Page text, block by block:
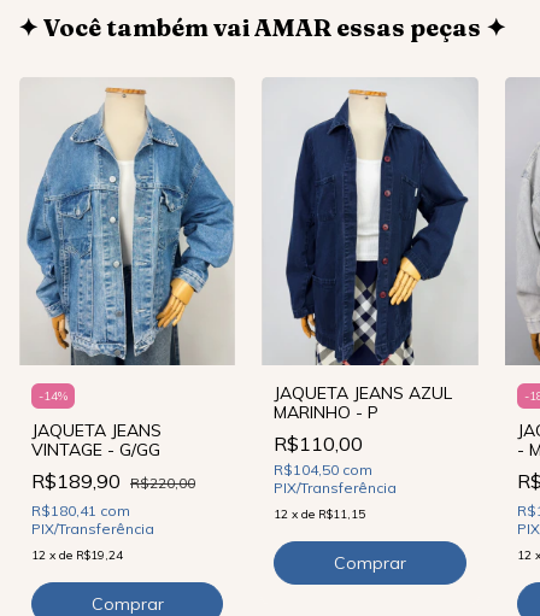
✦ Você também vai AMAR essas peças ✦
-14%
JAQUETA JEANS
VINTAGE - G/GG
R$189,90 R$220,00
R$180,41 com
PIX/Transferência
12 x de R$19,24
JAQUETA JEANS AZUL
MARINHO - P
R$110,00
R$104,50 com
PIX/Transferência
12 xde R$11,15
-
-
12